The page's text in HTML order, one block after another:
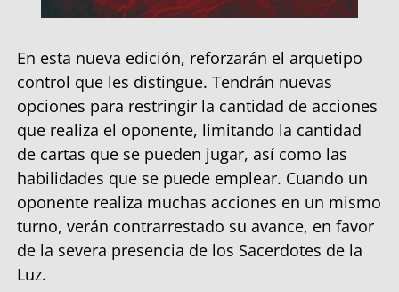
En esta nueva edición, reforzarán el arquetipo
control que les distingue. Tendrán nuevas
opciones para restringir la cantidad de acciones
que realiza el oponente, limitando la cantidad
de cartas que se pueden jugar, así como las
habilidades que se puede emplear. Cuando un
oponente realiza muchas acciones en un mismo
turno, verán contrarrestado su avance, en favor
de la severa presencia de los Sacerdotes de la
Luz.